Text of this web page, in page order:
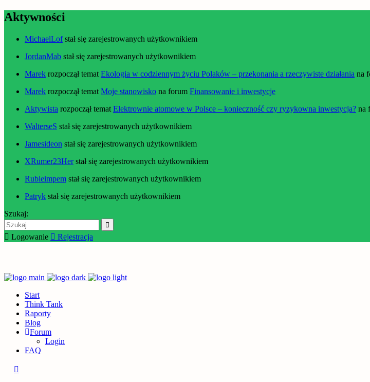
Aktywności
MichaelLofstał się zarejestrowanych użytkownikiem
JordanMab stał się zarejestrowanych użytkownikiem
Marek rozpoczął temat Ekologia w codziennym życiu Polaków – przekonania a rzeczywiste działania na
Marek rozpoczął temat Moje stanowisko na forum Finansowanie i inwestycje
Aktywista rozpoczął temat Elektrownie atomowe w Polsce – konieczność czy ryzykowna inwestycja? na
WalterseS stał się zarejestrowanych użytkownikiem
Jamesideon stał się zarejestrowanych użytkownikiem
XRumer23Herstał się zarejestrowanych użytkownikiem
Rubieimpem stał się zarejestrowanych użytkownikiem
Patryk stał się zarejestrowanych użytkownikiem
Szukaj:
Logowanie Rejestracja
Start
Think Tank
Raporty
Blog
Forum
Login
FAQ